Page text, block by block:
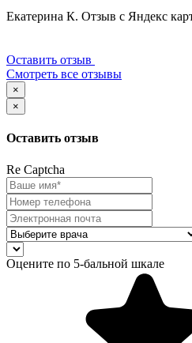
Екатерина К. Отзыв с Яндекс
Оставить отзыв
Смотреть все отзывы
×
×
Оставить отзыв
Re Captcha
Оцените по 5-бальной шкале